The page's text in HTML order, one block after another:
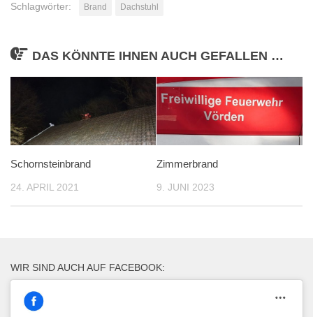
Schlagwörter: Brand Dachstuhl
DAS KÖNNTE IHNEN AUCH GEFALLEN …
Schornsteinbrand
24. APRIL 2021
Zimmerbrand
9. JUNI 2023
WIR SIND AUCH AUF FACEBOOK: